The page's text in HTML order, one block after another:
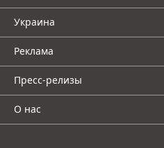
Украина
Реклама
Пресс-релизы
О нас